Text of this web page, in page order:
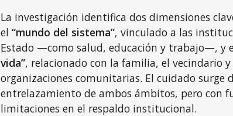
La investigación identifica dos dimensiones
el “mundo del sistema”, vinculado a las
Estado —como salud, educación y trabajo—, y
vida”, relacionado con la familia, el vecindario y
organizaciones comunitarias. El cuidado surge
entrelazamiento de ambos ámbitos, pero con
limitaciones en el respaldo institucional.